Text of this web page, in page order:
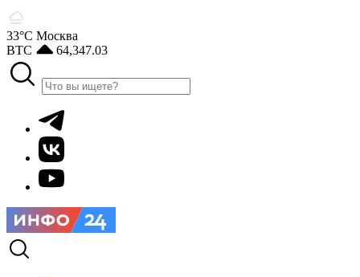
33°С Москва
BTC
64,347.03